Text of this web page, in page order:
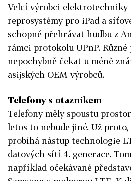
Velcí výrobci elektrotechniky
reprosystémy pro iPad a
schopné přehrávat hudbu z
rámci protokolu UPnP. Různé
nepochybně čekat u méně
asijských OEM výrobců.
Telefony s otazníkem
Telefony měly spoustu
letos to nebude jiné. Už proto,
probíhá nástup technologie
datových sítí 4. generace.
například očekávané